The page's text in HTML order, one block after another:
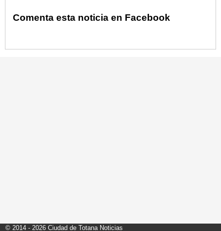
Comenta esta noticia en Facebook
© 2014 - 2026 Ciudad de Totana Noticias